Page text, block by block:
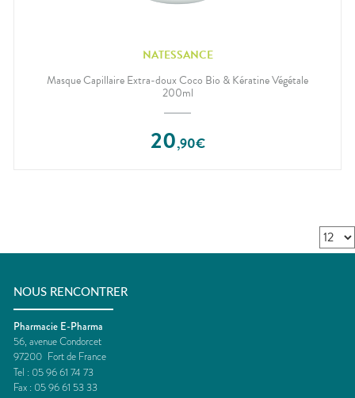
NATESSANCE
Masque Capillaire Extra-doux Coco Bio & Kératine Végétale
200ml
20,90€
NOUS RENCONTRER
Pharmacie E-Pharma
56, avenue Condorcet
97200 Fort de France
Tel : 05 96 61 74 73
Fax : 05 96 61 53 33